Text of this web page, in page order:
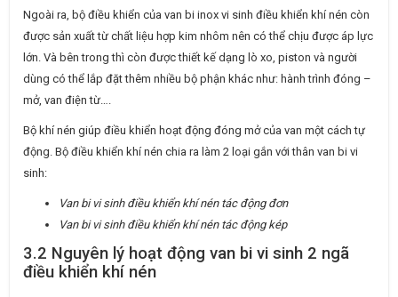
Ngoài ra, bộ điều khiển của van bi inox vi sinh điều khiển khí nén còn
được sản xuất từ chất liệu hợp kim nhôm nên có thể chịu được áp lực
lớn. Và bên trong thì còn được thiết kế dạng lò xo, piston và người
dùng có thể lắp đặt thêm nhiều bộ phận khác như: hành trình đóng –
mở, van điện từ….
Bộ khí nén giúp điều khiển hoạt động đóng mở của van một cách tự
động. Bộ điều khiển khí nén chia ra làm 2 loại gắn với thân van bi vi
sinh:
Van bi vi sinh điều khiển khí nén tác động đơn
Van bi vi sinh điều khiển khí nén tác động kép
3.2 Nguyên lý hoạt động van bi vi sinh 2 ngã
điều khiển khí nén